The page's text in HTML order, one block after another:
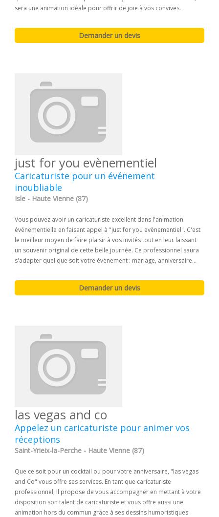
sera une animation idéale pour offrir de joie à vos convives.
just for you evènementiel
Caricaturiste pour un événement
inoubliable
Isle - Haute Vienne (87)
Vous pouvez avoir un caricaturiste excellent dans l'animation
événementielle en faisant appel à "just for you evènementiel". C'est
le meilleur moyen de faire plaisir à vos invités tout en leur laissant
un souvenir original de cette belle journée. Ce professionnel saura
s'adapter quel que soit votre événement : mariage, anniversaire...
las vegas and co
Appelez un caricaturiste pour animer vos
réceptions
Saint-Yrieix-la-Perche - Haute Vienne (87)
Que ce soit pour un cocktail ou pour votre anniversaire, "las vegas
and Co" vous offre ses services. En tant que caricaturiste
professionnel, il propose de vous accompagner en mettant à votre
disposition son talent de caricaturiste et vous offre aussi une
animation hors du commun grâce à ses dessins humoristiques